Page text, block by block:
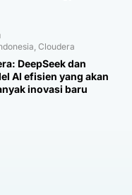
Cloudera
DeepSeek dan
AI efisien yang akan
inovasi baru